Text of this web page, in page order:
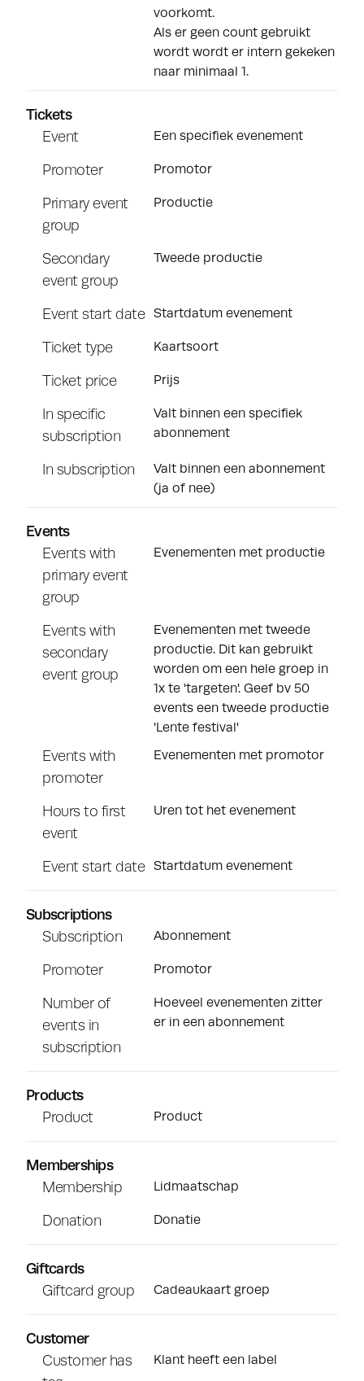
voorkomt.
Als er geen count gebruikt
wordt wordt er intern gekeken
naar minimaal 1.
Tickets
Event
Een specifiek evenement
Promoter Promotor
Primary event
group
Productie
Secondary
event group
Tweede productie
Event start date Startdatum evenement
Ticket type Kaartsoort
Ticket price Prijs
In specific
subscription
Valt binnen een specifiek
abonnement
In subscription
Valt binnen een abonnement
(ja of nee)
Events
Events with
primary event
group
Evenementen met productie
Events with
secondary
event group
Evenementen met tweede
productie. Dit kan gebruikt
worden om een hele groep in
1x te 'targeten'. Geef bv 50
events een tweede productie
'Lente festival'
Events with
promoter
Evenementen met promotor
Hours to first
event
Uren tot het evenement
Event start date Startdatum evenement
Subscriptions
Subscription
Abonnement
Promoter Promotor
Number of
events in
subscription
Hoeveel evenementen zitter
er in een abonnement
Products
Product
Product
Memberships
Membership
Lidmaatschap
Donation Donatie
Giftcards
Giftcard group
Cadeaukaart groep
Customer
Customer has
Klant heeft een label